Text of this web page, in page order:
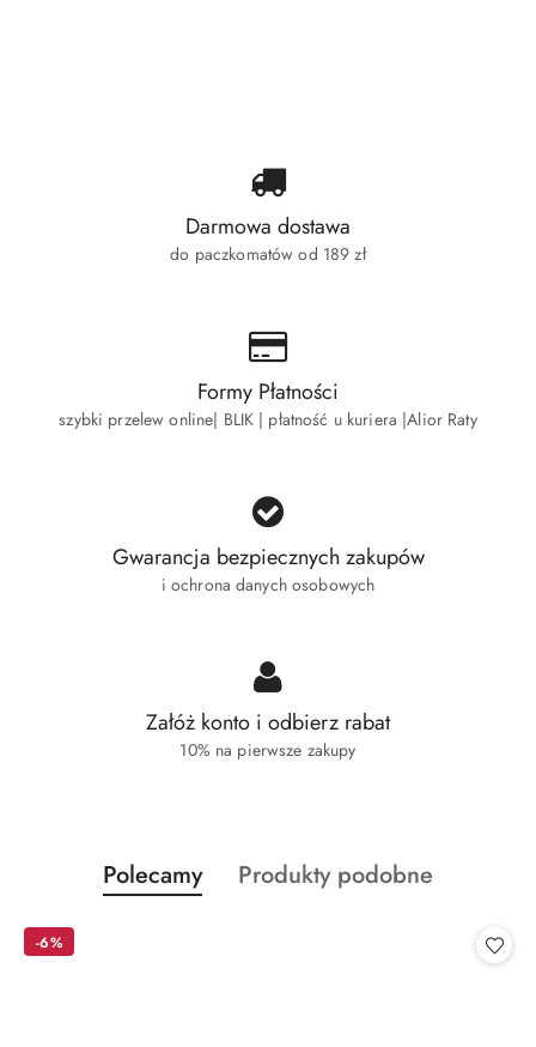
Darmowa dostawa
do paczkomatów od 189 zł
Formy Płatności
szybki przelew online| BLIK | płatność u kuriera |Alior Raty
Gwarancja bezpiecznych zakupów
i ochrona danych osobowych
Załóż konto i odbierz rabat
10% na pierwsze zakupy
Pomiń karuzelę produktów
Produkty
o
Polecamy
Produkty
Produkty podobne
-6%